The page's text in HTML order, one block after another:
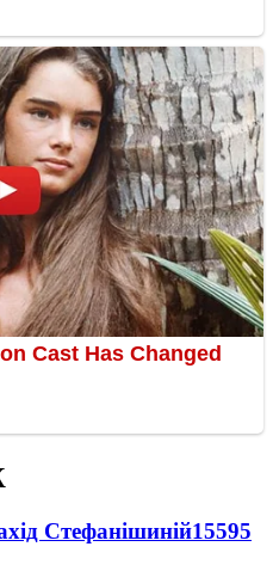
Стефанішиній15595